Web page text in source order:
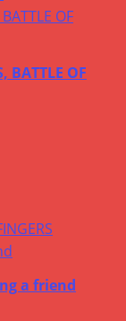
BATTLE OF
a friend